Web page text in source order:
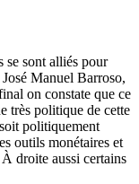
se sont alliés pour
Manuel Barroso,
on constate que ce
très politique de cette
politiquement
outils monétaires et
droite aussi certains